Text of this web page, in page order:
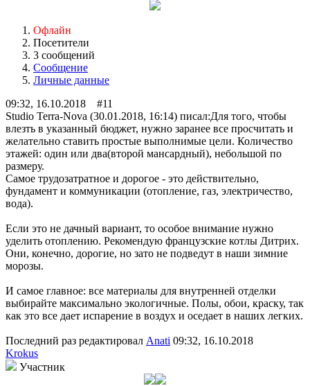
Офлайн
Посетители
3 сообщений
Сообщение
Личные данные
09:32, 16.10.2018 #11
Studio Terra-Nova (30.01.2018, 16:14) писал:Для того, чтобы
влезть в указанный бюджет, нужно заранее все просчитать и
желательно ставить простые выполнимые цели. Количество
этажей: один или два(второй мансардный), небольшой по
размеру.
Самое трудозатратное и дорогое - это действительно,
фундамент и коммуникации (отопление, газ, электричество,
вода).
Если это не дачный вариант, то особое внимание нужно
уделить отоплению. Рекомендую французские котлы Дитрих.
Они, конечно, дорогие, но зато не подведут в наши зимние
морозы.
И самое главное: все материалы для внутренней отделки
выбирайте максимально экологичные. Полы, обои, краску, так
как это все дает испарение в воздух и оседает в наших легких.
Последний раз редактировал Anati 09:32, 16.10.2018
Krokus
Участник